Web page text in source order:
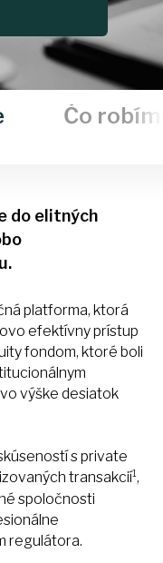
Čo
do elitných
platforma, ktorá
efektívny prístup
fondom, ktoré boli
výške desiatok
s private
transakcií1,
spoločnosti
regulátora.